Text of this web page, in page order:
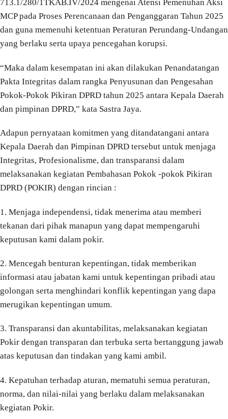
713.1/280/1TKAB.IV/2024 mengenai Atensi Pemenuhan Aksi
MCP pada Proses Perencanaan dan Penganggaran Tahun 2025
dan guna memenuhi ketentuan Peraturan Perundang-Undangan
yang berlaku serta upaya pencegahan korupsi.
“Maka dalam kesempatan ini akan dilakukan Penandatangan
Pakta Integritas dalam rangka Penyusunan dan Pengesahan
Pokok-Pokok Pikiran DPRD tahun 2025 antara Kepala Daerah
dan pimpinan DPRD,” kata Sastra Jaya.
Adapun pernyataan komitmen yang ditandatangani antara
Kepala Daerah dan Pimpinan DPRD tersebut untuk menjaga
Integritas, Profesionalisme, dan transparansi dalam
melaksanakan kegiatan Pembahasan Pokok -pokok Pikiran
DPRD (POKIR) dengan rincian :
1. Menjaga independensi, tidak menerima atau memberi
tekanan dari pihak manapun yang dapat mempengaruhi
keputusan kami dalam pokir.
2. Mencegah benturan kepentingan, tidak memberikan
informasi atau jabatan kami untuk kepentingan pribadi atau
golongan serta menghindari konflik kepentingan yang dapa
merugikan kepentingan umum.
3. Transparansi dan akuntabilitas, melaksanakan kegiatan
Pokir dengan transparan dan terbuka serta bertanggung jawab
atas keputusan dan tindakan yang kami ambil.
4. Kepatuhan terhadap aturan, mematuhi semua peraturan,
norma, dan nilai-nilai yang berlaku dalam melaksanakan
kegiatan Pokir.